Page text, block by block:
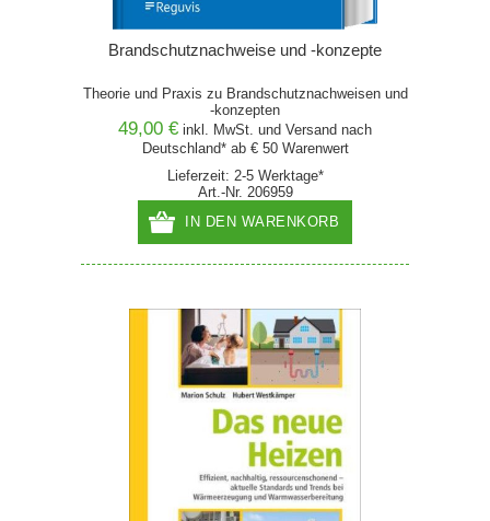
Brandschutznachweise und -konzepte
Theorie und Praxis zu Brandschutznachweisen und
-konzepten
49,00 € inkl. MwSt. und Versand nach
Deutschland* ab € 50 Warenwert
Lieferzeit: 2-5 Werktage*
Art.-Nr. 206959
IN DEN WARENKORB